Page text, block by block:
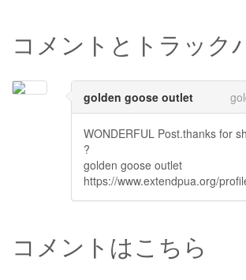
コメントとトラック
golden goose outlet
WONDERFUL Post.thanks for
?
golden goose outlet
https://www.extendpua.org/
コメントはこちら